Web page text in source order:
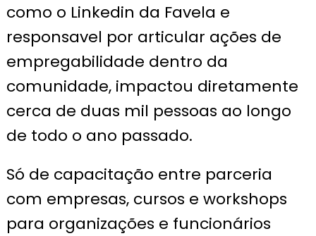
como o Linkedin da Favela e
responsavel por articular ações de
empregabilidade dentro da
comunidade, impactou diretamente
cerca de duas mil pessoas ao longo
de todo o ano passado.
Só de capacitação entre parceria
com empresas, cursos e workshops
para organizações e funcionários